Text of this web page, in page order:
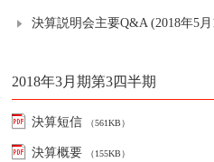
決算説明会主要Q&A (2018年5
2018年3月期第3四半期
決算短信 （561KB）
決算概要 （155KB）